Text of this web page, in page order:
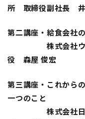
所 取締役副社長 井
第二講座・給食会社
株式会社ウェ
役 森屋 俊宏
第三講座・これから
一つのこと
株式会社日本